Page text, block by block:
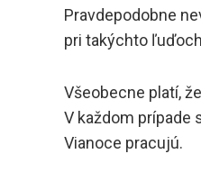
Pravdepodobne
pri takýchto
Všeobecne platí,
V každom prípade
Vianoce pracujú.